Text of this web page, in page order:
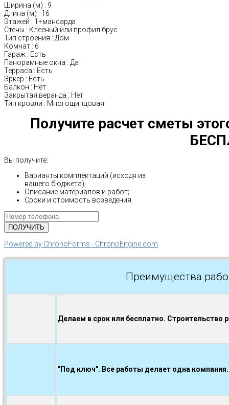
Ширина (м) : 9
Длина (м) : 16
Этажей : 1+мансарда
Стены : Клееный или профил.брус
Тип строения : Дом
Комнат : 6
Гараж : Есть
Панорамные окна : Да
Терраса : Есть
Эркер : Есть
Балкон : Нет
Закрытая веранда : Нет
Тип кровли : Многощипцовая
Получите расчет сметы
Вы получите:
Варианты комплектаций (исходя из
вашего бюджета);
Описание материалов и работ;
Сроки и стоимость возведения.
Powered by ChronoForms - ChronoEngine.com
Преимущества
Делаем в срок или бесплатно. Строительство
"Под ключ". Все работы делает одна компания.